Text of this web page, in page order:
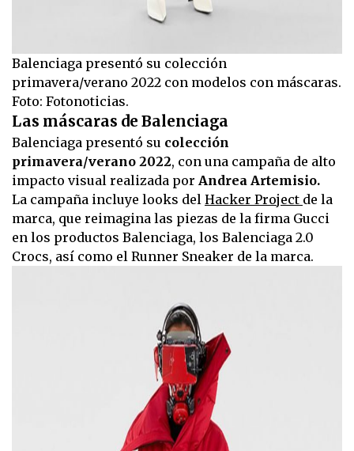
Balenciaga presentó su colección
primavera/verano 2022 con modelos con máscaras.
Foto: Fotonoticias.
Las máscaras de Balenciaga
Balenciaga presentó su colección
primavera/verano 2022, con una campaña de alto
impacto visual realizada por Andrea Artemisio.
La campaña incluye looks del Hacker Project de la
marca, que reimagina las piezas de la firma Gucci
en los productos Balenciaga, los Balenciaga 2.0
Crocs, así como el Runner Sneaker de la marca.